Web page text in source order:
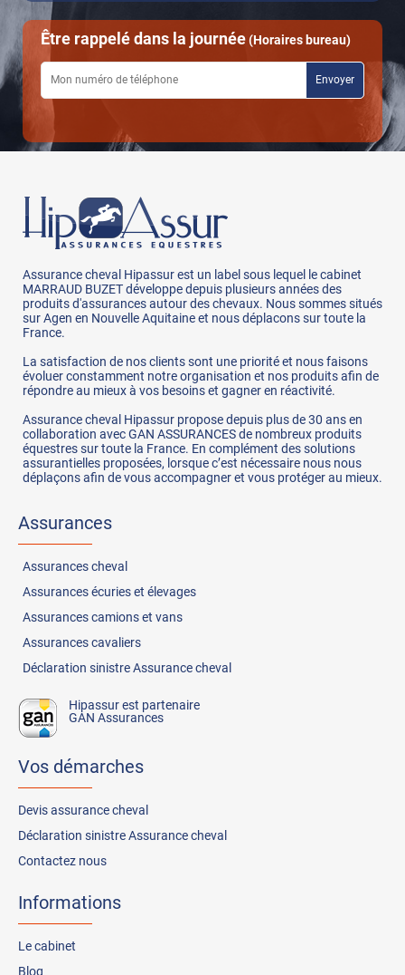
Être rappelé dans la journée(Horaires bureau)
Assurance cheval Hipassur est un label sous lequel le cabinet
MARRAUD BUZET développe depuis plusieurs années des
produits d'assurances autour des chevaux. Nous sommes situés
sur Agen en Nouvelle Aquitaine et nous déplacons sur toute la
France.
La satisfaction de nos clients sont une priorité et nous faisons
évoluer constamment notre organisation et nos produits afin de
répondre au mieux à vos besoins et gagner en réactivité.
Assurance cheval Hipassur propose depuis plus de 30 ans en
collaboration avec GAN ASSURANCES de nombreux produits
équestres sur toute la France. En complément des solutions
assurantielles proposées, lorsque c’est nécessaire nous nous
déplaçons afin de vous accompagner et vous protéger au mieux.
Assurances
Assurancescheval
Assurancesécuries et élevages
Assurancescamions et vans
Assurancescavaliers
Déclaration sinistre Assurance cheval
Hipassur est partenaire
GAN Assurances
Vos démarches
Devis assurance cheval
Déclaration sinistre Assurance cheval
Contactez nous
Informations
Le cabinet
Blog